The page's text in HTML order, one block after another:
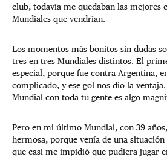
club, todavía me quedaban las mejores
Mundiales que vendrían.
Los momentos más bonitos sin dudas
tres en tres Mundiales distintos. El
especial, porque fue contra Argentina,
complicado, y ese gol nos dio la
Mundial con toda tu gente es algo
Pero en mi último Mundial, con 39
hermosa, porque venía de una
que casi me impidió que pudiera jugar